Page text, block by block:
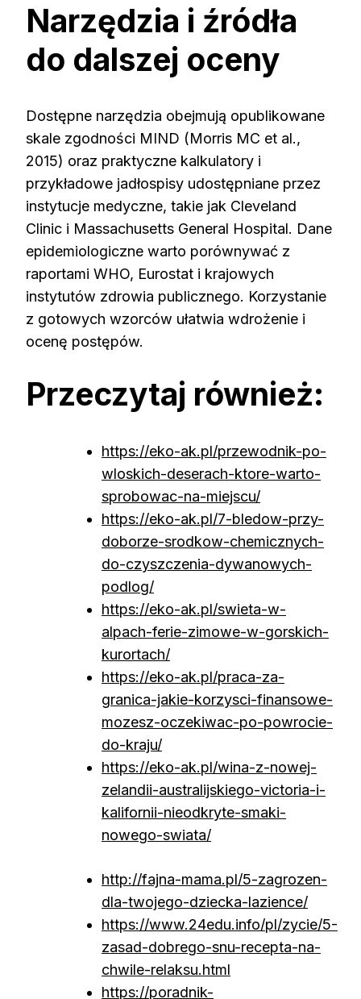
Narzędzia i źródła
do dalszej oceny
Dostępne narzędzia obejmują opublikowane
skale zgodności MIND (Morris MC et al.,
2015) oraz praktyczne kalkulatory i
przykładowe jadłospisy udostępniane przez
instytucje medyczne, takie jak Cleveland
Clinic i Massachusetts General Hospital. Dane
epidemiologiczne warto porównywać z
raportami WHO, Eurostat i krajowych
instytutów zdrowia publicznego. Korzystanie
z gotowych wzorców ułatwia wdrożenie i
ocenę postępów.
Przeczytaj również:
https://eko-ak.pl/przewodnik-po-
wloskich-deserach-ktore-warto-
sprobowac-na-miejscu/
https://eko-ak.pl/7-bledow-przy-
doborze-srodkow-chemicznych-
do-czyszczenia-dywanowych-
podlog/
https://eko-ak.pl/swieta-w-
alpach-ferie-zimowe-w-gorskich-
kurortach/
https://eko-ak.pl/praca-za-
granica-jakie-korzysci-finansowe-
mozesz-oczekiwac-po-powrocie-
do-kraju/
https://eko-ak.pl/wina-z-nowej-
zelandii-australijskiego-victoria-i-
kalifornii-nieodkryte-smaki-
nowego-swiata/
http://fajna-mama.pl/5-zagrozen-
dla-twojego-dziecka-lazience/
https://www.24edu.info/pl/zycie/5-
zasad-dobrego-snu-recepta-na-
chwile-relaksu.html
https://poradnik-